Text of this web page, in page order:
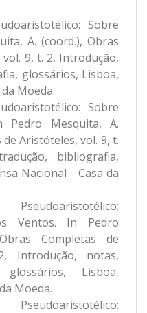
Sobre
A. (coord.), Obras
9, t. 2, Introdução,
glossários, Lisboa,
Moeda.
Sobre
Mesquita, A.
Aristóteles, vol. 9, t.
bibliografia,
Nacional - Casa da
Ventos. In Pedro
Completas de
Introdução, notas,
Lisboa,
Moeda.